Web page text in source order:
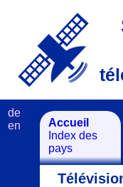
Accueil
Index des
pays
de
en